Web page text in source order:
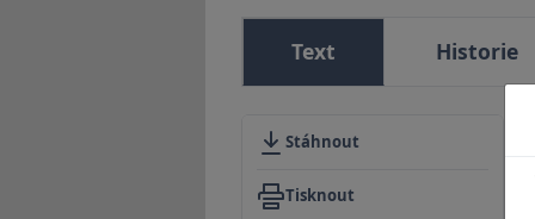
Text Historie
Stáhnout
Tisknout